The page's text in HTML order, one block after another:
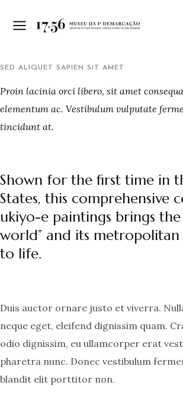
SED ALIQUET SAPIEN SIT AMET
Proin lacinia orci libero, sit amet
elementum ac. Vestibulum vulputate
tincidunt at.
Shown for the first time in
States, this comprehensive
ukiyo-e paintings brings
world” and its metropolitan
to life.
Duis auctor ornare justo et viverra.
neque eget, eleifend dignissim quam.
odio dignissim, eu ullamcorper erat
pharetra nunc. Donec vestibulum
blandit elit porttitor non.